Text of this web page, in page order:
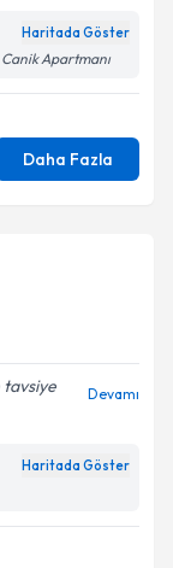
Haritada Göster
Canik Apartmanı
Daha Fazla
tavsiye
Devamı
Haritada Göster